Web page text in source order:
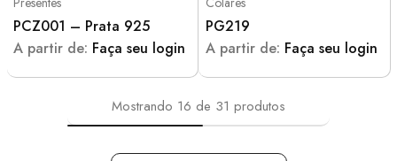
PCZ001 – Prata 925
A partir de: Faça seu login
PG219
A partir de: Faça seu login
Mostrando 16 de 31 produtos